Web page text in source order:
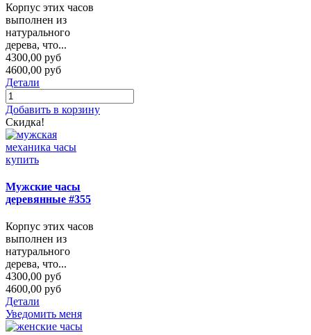
Корпус этих часов
выполнен из
натурального
дерева, что...
4300,00 руб
4600,00 руб
Детали
Добавить в корзину
Скидка!
Мужские часы
деревянные #355
Корпус этих часов
выполнен из
натурального
дерева, что...
4300,00 руб
4600,00 руб
Детали
Уведомить меня